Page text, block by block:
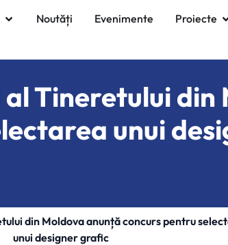
Noutăți Evenimente Proiecte
Tineretului din
unui
din Moldova anunță concurs pentru
unui designer grafic